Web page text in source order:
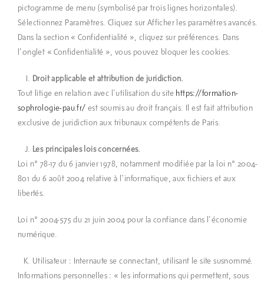
pictogramme de menu (symbolisé par trois lignes horizontales).
Sélectionnez Paramètres. Cliquez sur Afficher les paramètres avancés.
Dans la section « Confidentialité », cliquez sur préférences. Dans
l’onglet « Confidentialité », vous pouvez bloquer les cookies.
Droit applicable et attribution de juridiction.
Tout litige en relation avec l’utilisation du site https://formation-
sophrologie-pau.fr/ est soumis au droit français. Il est fait attribution
exclusive de juridiction aux tribunaux compétents de Paris.
Les principales lois concernées.
Loi n° 78-17 du 6 janvier 1978, notamment modifiée par la loi n° 2004-
801 du 6 août 2004 relative à l’informatique, aux fichiers et aux
libertés.
Loi n° 2004-575 du 21 juin 2004 pour la confiance dans l’économie
numérique.
Utilisateur : Internaute se connectant, utilisant le site susnommé.
Informations personnelles : « les informations qui permettent, sous